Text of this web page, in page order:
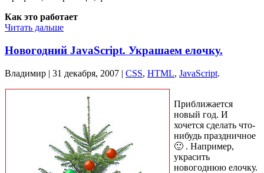
Как это работает
Читать дальше
Новогодний JavaScript. Украшаем елочку.
Владимир | 31 декабря, 2007 | CSS, HTML, JavaScript.
Приближается
новый год. И
хочется сделать что-
нибудь праздничное
🙂 . Например,
украсить
новогоднюю елочку.